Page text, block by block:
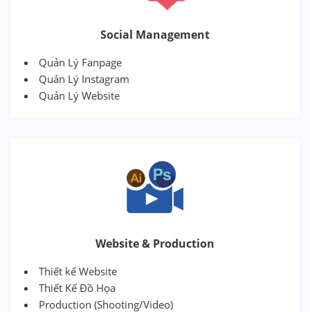
Social Management
Quản Lý Fanpage
Quản Lý Instagram
Quản Lý Website
Website & Production
Thiết kế Website
Thiết Kế Đồ Họa
Production (Shooting/Video)